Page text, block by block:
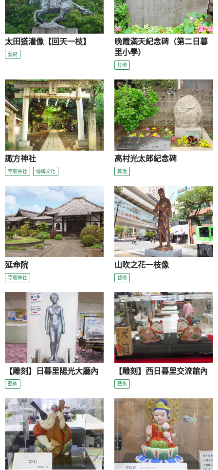
太田道灌像【回天一枝】
藝術
晚霞滿天紀念碑（第二日暮
里小學）
其他
諏方神社
寺廟神社 傳統文化
高村光太郎紀念碑
其他
延命院
寺廟神社
山吹之花一枝像
藝術
【雕刻】日暮里陽光大廳內
藝術
【雕刻】西日暮里交流館內
藝術